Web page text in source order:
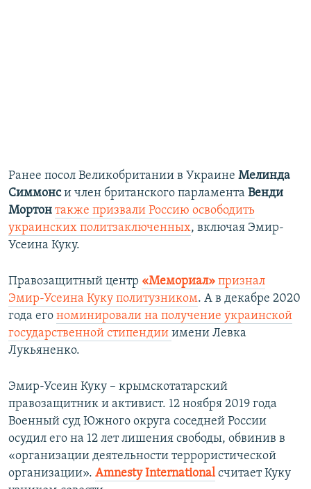
Ранее посол Великобритании в Украине Мелинда
Симмонси член британского парламента Венди
Мортон также призвали Россию освободить
украинских политзаключенных, включая Эмир-
Усеина Куку.
Правозащитный центр «Мемориал» признал
Эмир-Усеина Куку политузником. А в декабре 2020
года его номинировали на получение украинской
государственной стипендии имени Левка
Лукьяненко.
Эмир-Усеин Куку – крымскотатарский
правозащитник и активист. 12 ноября 2019 года
Военный суд Южного округа соседней России
осудил его на 12 лет лишения свободы, обвинив в
«организации деятельности террористической
организации». Amnesty Internationalсчитает Куку